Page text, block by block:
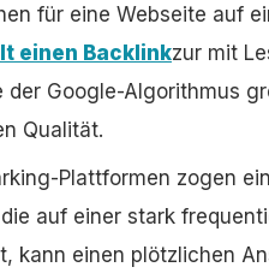
für eine Webseite auf
einen Backlinkzur mit
Google-Algorithmus
Qualität.
Plattformen zogen
auf einer stark
kann einen plötzlichen